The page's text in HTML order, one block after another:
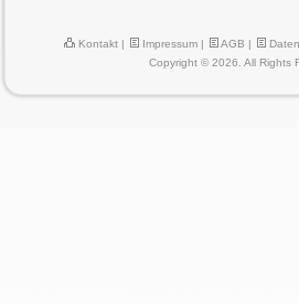
Kontakt Impressum AGB
Copyright © 2026. All Rights